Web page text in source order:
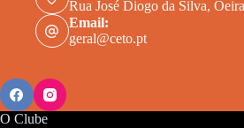
Rua José Diogo da Silva,
Email:
geral@ceto.pt
O Clube